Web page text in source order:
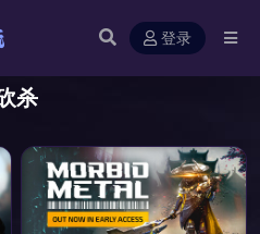
登录
杀